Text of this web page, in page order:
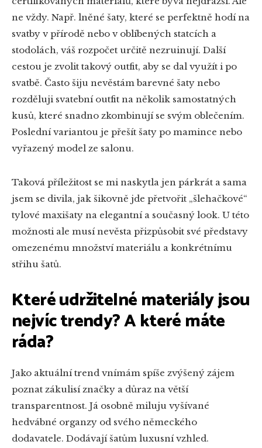
ne vždy. Např. lněné šaty, které se perfektně hodí na
svatby v přírodě nebo v oblíbených statcích a
stodolách, váš rozpočet určitě nezruinují. Další
cestou je zvolit takový outfit, aby se dal využít i po
svatbě. Často šiju nevěstám barevné šaty nebo
rozděluji svatební outfit na několik samostatných
kusů, které snadno zkombinují se svým oblečením.
Poslední variantou je přešít šaty po mamince nebo
vyřazený model ze salonu.
Taková příležitost se mi naskytla jen párkrát a sama
jsem se divila, jak šikovně jde přetvořit „šlehačkové“
tylové maxišaty na elegantní a současný look. U této
možnosti ale musí nevěsta přizpůsobit své představy
omezenému množství materiálu a konkrétnímu
střihu šatů.
Které udržitelné materiály jsou
nejvíc trendy? A které máte
ráda?
Jako aktuální trend vnímám spíše zvýšený zájem
poznat zákulisí značky a důraz na větší
transparentnost. Já osobně miluju vyšívané
hedvábné organzy od svého německého
dodavatele. Dodávají šatům luxusní vzhled.